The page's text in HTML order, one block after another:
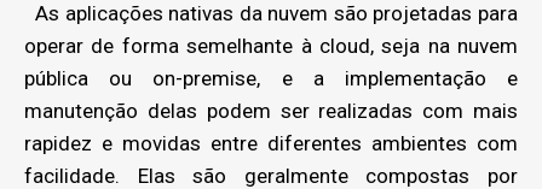
As aplicações nativas da nuvem são projetadas para
operar de forma semelhante à cloud, seja na nuvem
pública ou on-premise, e a implementação e
manutenção delas podem ser realizadas com mais
rapidez e movidas entre diferentes ambientes com
facilidade. Elas são geralmente compostas por